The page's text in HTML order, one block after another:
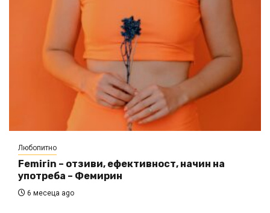
Любопитно
Femirin – отзиви, ефективност, начин на
употреба – Фемирин
6 месеца ago